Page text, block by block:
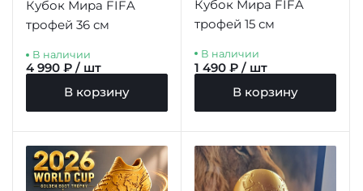
Кубок Мира FIFA
трофей 36 см
В наличии
4 990 ₽ / шт
В корзину
Кубок Мира FIFA
трофей 15 см
В наличии
1 490 ₽ / шт
В корзину